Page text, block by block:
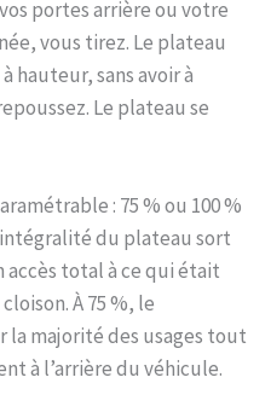
portes arrière ou votre
vous tirez. Le plateau
hauteur, sans avoir à
Le plateau se
: 75 % ou 100 %
du plateau sort
total à ce qui était
À 75 %, le
la majorité des usages tout
à l’arrière du véhicule.